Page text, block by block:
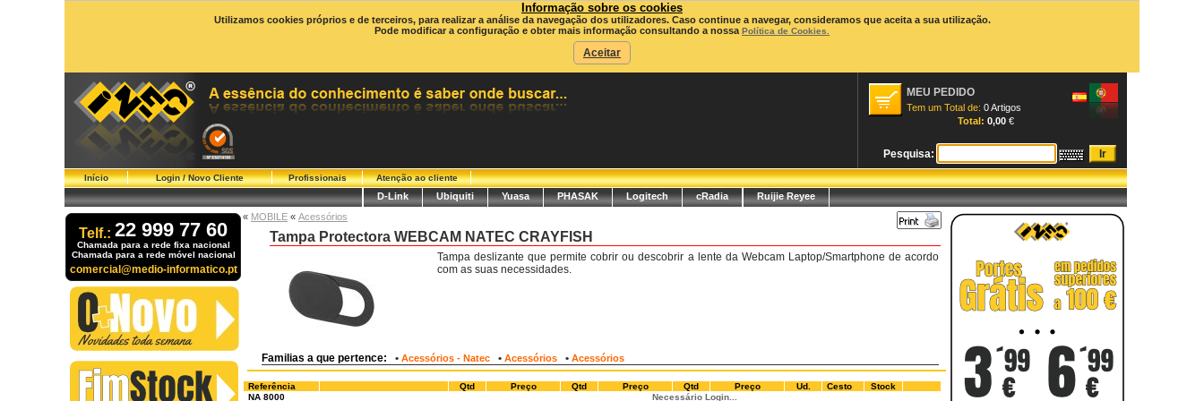
Informação sobre os cookies
Utilizamos cookies próprios e de terceiros, para realizar a análise da navegação dos utilizadores. Caso continue a navegar, consideramos que aceita a sua utilização.
Pode modificar a configuração e obter mais informação consultando a nossa Política de Cookies.
Aceitar
MEU PEDIDO
Tem um Total de: 0 Artigos
Total: 0,00 €
Pesquisa:
Início Login / Novo Cliente Profissionais Atenção ao cliente
D-Link Ubiquiti Yuasa PHASAK Logitech cRadia Ruijie Reyee
Telf.: 22 999 77 60
Chamada para a rede fixa nacional
Chamada para a rede móvel nacional
comercial@medio-informatico.pt
« MOBILE « Acessórios
Tampa Protectora WEBCAM NATEC CRAYFISH
Tampa deslizante que permite cobrir ou descobrir a lente da Webcam Laptop/Smartphone de acordo
com as suas necessidades.
Familias a que pertence: • Acessórios - Natec • Acessórios • Acessórios
Referência Qtd Preço Qtd Preço Qtd Preço Ud. Cesto
Stock
NA 8000
Necessário Login...